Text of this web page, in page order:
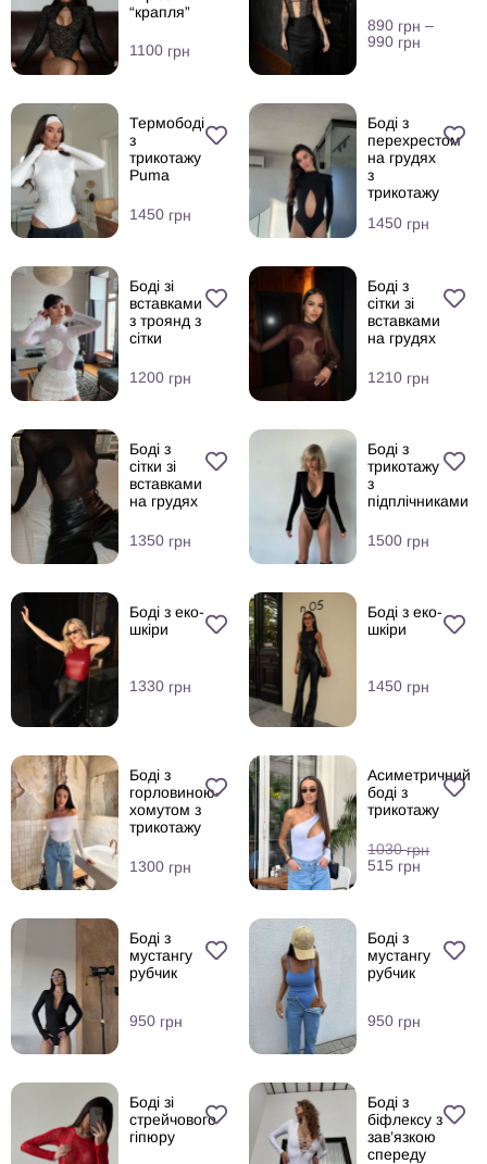
“крапля”
1100 грн
890 грн –
990 грн
Термободі
з
трикотажу
Puma
1450 грн
Боді з
перехрестом
на грудях
з
трикотажу
1450 грн
Боді зі
вставками
з троянд з
сітки
1200 грн
Боді з
сітки зі
вставками
на грудях
1210 грн
Боді з
сітки зі
вставками
на грудях
1350 грн
Боді з
трикотажу
з
підплічниками
1500 грн
Боді з еко-
шкіри
1330 грн
Боді з еко-
шкіри
1450 грн
Боді з
горловиною-
хомутом з
трикотажу
1300 грн
Асиметричний
боді з
трикотажу
1030грн
515 грн
Боді з
мустангу
рубчик
950 грн
Боді з
мустангу
рубчик
950 грн
Боді зі
стрейчового
гіпюру
Боді з
біфлексу з
зав’язкою
спереду